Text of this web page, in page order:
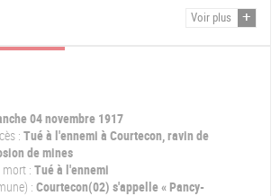
Voir plus
04 novembre 1917
: Tué à l'ennemi à Courtecon, ravin de
de mines
mort : Tué à l'ennemi
: Courtecon(02) s'appelle « Pancy-